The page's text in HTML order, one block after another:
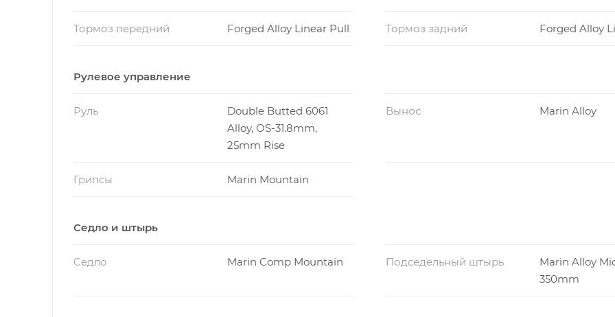
Тормоз передний Forged Alloy Linear Pull Тормоз задний Forged Alloy
Рулевое управление
Руль
Double Butted 6061
Alloy, OS-31.8mm,
25mm Rise
Вынос Marin Alloy
Грипсы Marin Mountain
Седло и штырь
Седло Marin Comp Mountain Подседельный штырь
Marin Alloy
350mm